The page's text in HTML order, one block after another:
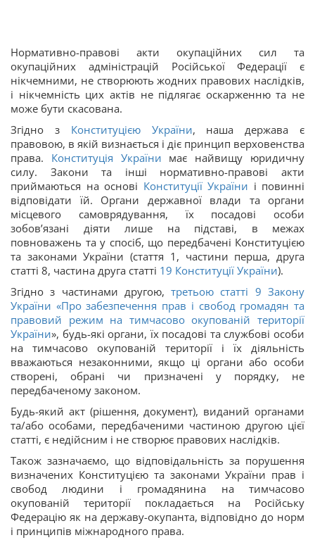
Нормативно-правові акти окупаційних сил та
окупаційних адміністрацій Російської Федерації є
нікчемними, не створюють жодних правових наслідків,
і нікчемність цих актів не підлягає оскарженню та не
може бути скасована.
Згідно з Конституцією України, наша держава є
правовою, в якій визнається і діє принцип верховенства
права. Конституція України має найвищу юридичну
силу. Закони та інші нормативно-правові акти
приймаються на основі Конституції України і повинні
відповідати їй. Органи державної влади та органи
місцевого самоврядування, їх посадові особи
зобов’язані діяти лише на підставі, в межах
повноважень та у спосіб, що передбачені Конституцією
та законами України (стаття 1, частини перша, друга
статті 8, частина друга статті 19 Конституції України).
Згідно з частинами другою,третьою статті 9 Закону
України «Про забезпечення прав і свобод громадян та
правовий режим на тимчасово окупованій території
України», будь-які органи, їх посадові та службові особи
на тимчасово окупованій території і їх діяльність
вважаються незаконними, якщо ці органи або особи
створені, обрані чи призначені у порядку, не
передбаченому законом.
Будь-який акт (рішення, документ), виданий органами
та/або особами, передбаченими частиною другою цієї
статті, є недійсним і не створює правових наслідків.
Також зазначаємо, що відповідальність за порушення
визначених Конституцією та законами України прав і
свобод людини і громадянина на тимчасово
окупованій території покладається на Російську
Федерацію як на державу-окупанта, відповідно до норм
і принципів міжнародного права.